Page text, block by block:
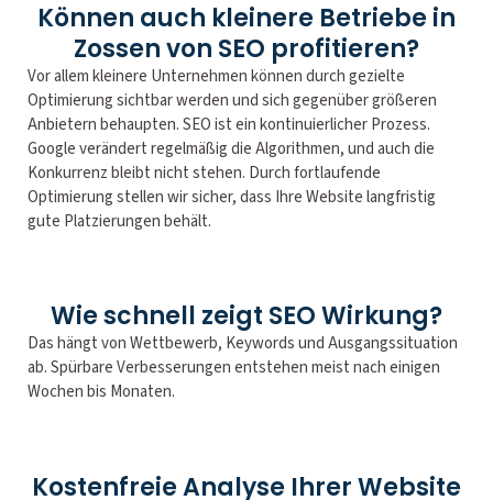
Können auch kleinere Betriebe in
Zossen von SEO profitieren?
Vor allem kleinere Unternehmen können durch gezielte
Optimierung sichtbar werden und sich gegenüber größeren
Anbietern behaupten. SEO ist ein kontinuierlicher Prozess.
Google verändert regelmäßig die Algorithmen, und auch die
Konkurrenz bleibt nicht stehen. Durch fortlaufende
Optimierung stellen wir sicher, dass Ihre Website langfristig
gute Platzierungen behält.
Wie schnell zeigt SEO Wirkung?
Das hängt von Wettbewerb, Keywords und Ausgangssituation
ab. Spürbare Verbesserungen entstehen meist nach einigen
Wochen bis Monaten.
Kostenfreie Analyse Ihrer Website